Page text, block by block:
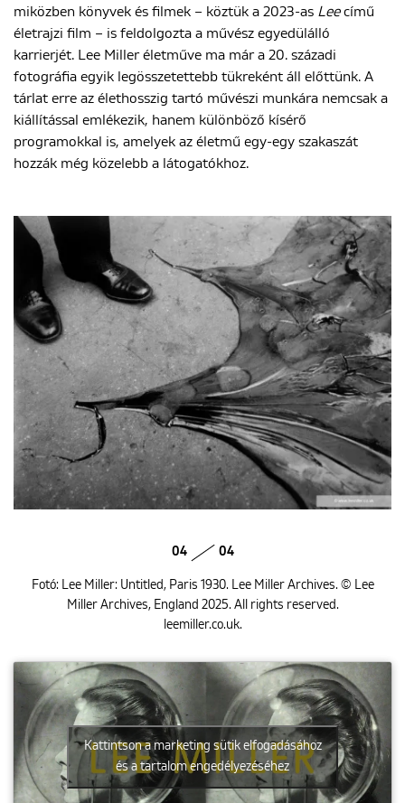
miközben könyvek és filmek – köztük a 2023-as Leecímű
életrajzi film – is feldolgozta a művész egyedülálló
karrierjét. Lee Miller életműve ma már a 20. századi
fotográfia egyik legösszetettebb tükreként áll előttünk. A
tárlat erre az élethosszig tartó művészi munkára nemcsak a
kiállítással emlékezik, hanem különböző kísérő
programokkal is, amelyek az életmű egy-egy szakaszát
hozzák még közelebb a látogatókhoz.
04 04
Fotó: Lee Miller: Untitled, Paris 1930. Lee Miller Archives. © Lee
Miller Archives, England 2025. All rights reserved.
leemiller.co.uk.
Kattintson a marketing sütik elfogadásához
és a tartalom engedélyezéséhez